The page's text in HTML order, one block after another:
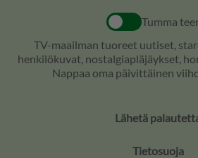
Tumma
TV-maailman tuoreet uutiset,
henkilökuvat, nostalgiapläjäykset,
Nappaa oma päivittäinen
Lähetä
Tietosuoja